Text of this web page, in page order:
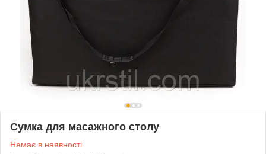
Сумка для масажного столу
Немає в наявності